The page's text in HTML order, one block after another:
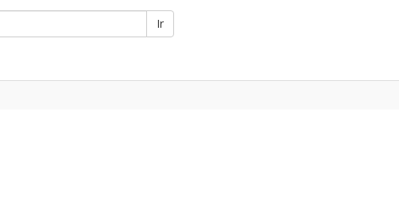
Ir